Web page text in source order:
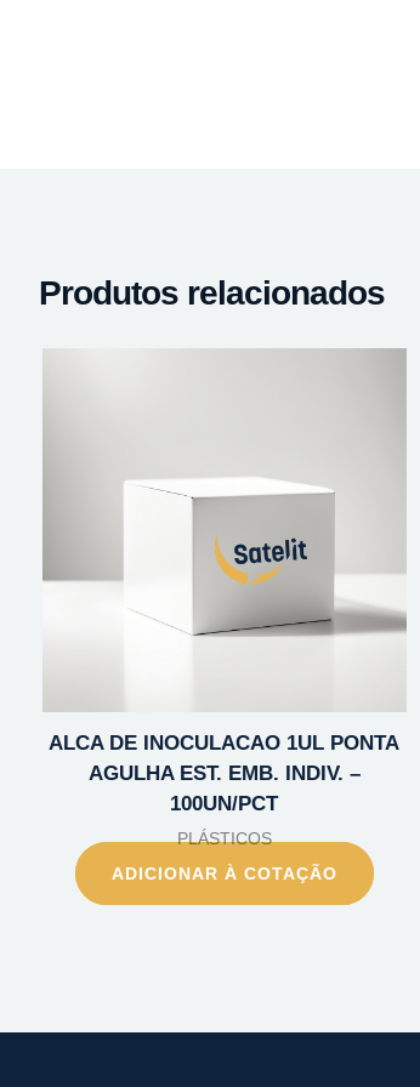
Produtos relacionados
ALCA DE INOCULACAO 1UL PONTA
AGULHA EST. EMB. INDIV. –
100UN/PCT
PLÁSTICOS
ADICIONAR À COTAÇÃO